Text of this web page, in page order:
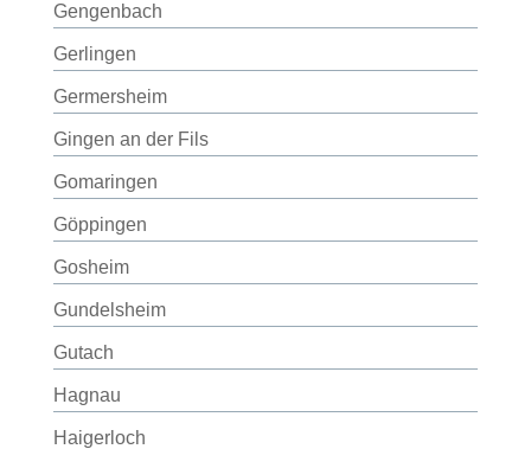
Gengenbach
Gerlingen
Germersheim
Gingen an der Fils
Gomaringen
Göppingen
Gosheim
Gundelsheim
Gutach
Hagnau
Haigerloch